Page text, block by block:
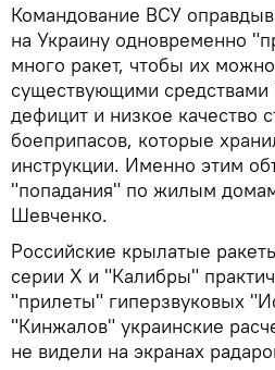
Командование ВСУ
на Украину одновременно
много ракет, чтобы их
существующими
дефицит и низкое качество
боеприпасов, которые
инструкции. Именно этим
"попадания" по жилым
Шевченко.
Российские крылатые
серии Х и "Калибры"
"прилеты" гиперзвуковых
"Кинжалов" украинские
не видели на экранах